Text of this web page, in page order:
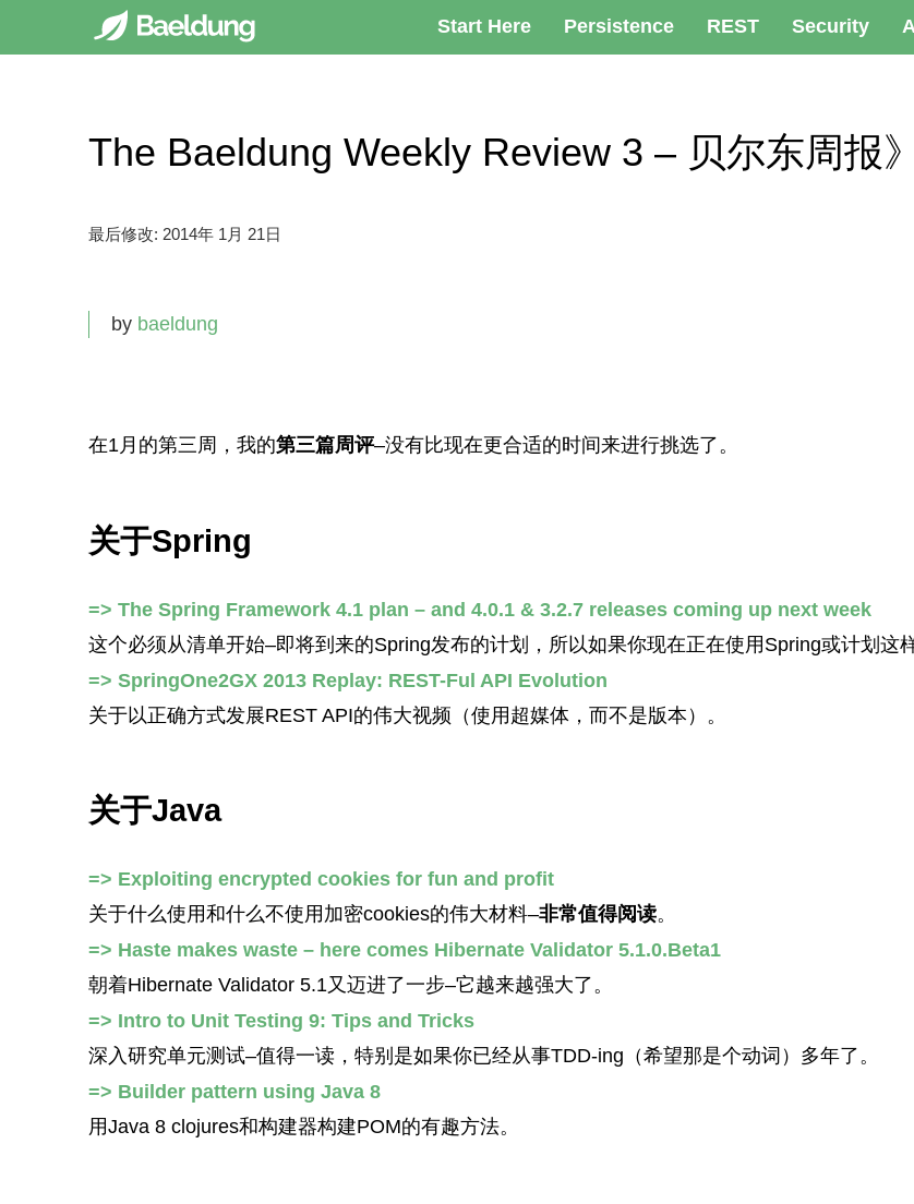
Start Here Persistence REST Security
The Baeldung Weekly Review 3 – 贝尔东周报
最后修改: 2014年 1月 21日
by baeldung
在1月的第三周，我的第三篇周评–没有比现在更合适的时间来进行挑选了。
关于Spring
=> The Spring Framework 4.1 plan – and 4.0.1 & 3.2.7 releases coming up next week
这个必须从清单开始–即将到来的Spring发布的计划，所以如果你现在正在使用Spring或计划这
=> SpringOne2GX 2013 Replay: REST-Ful API Evolution
关于以正确方式发展REST API的伟大视频（使用超媒体，而不是版本）。
关于Java
=> Exploiting encrypted cookies for fun and profit
关于什么使用和什么不使用加密cookies的伟大材料–非常值得阅读。
=> Haste makes waste – here comes Hibernate Validator 5.1.0.Beta1
朝着Hibernate Validator 5.1又迈进了一步–它越来越强大了。
=> Intro to Unit Testing 9: Tips and Tricks
深入研究单元测试–值得一读，特别是如果你已经从事TDD-ing（希望那是个动词）多年了。
=> Builder pattern using Java 8
用Java 8 clojures和构建器构建POM的有趣方法。